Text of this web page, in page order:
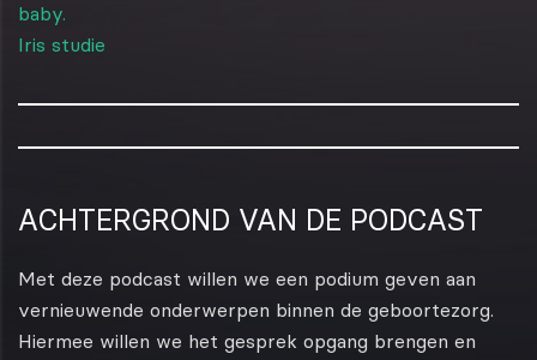
baby.
Iris studie
ACHTERGROND VAN DE PODCAST
Met deze podcast willen we een podium geven aan
vernieuwende onderwerpen binnen de geboortezorg.
Hiermee willen we het gesprek opgang brengen en